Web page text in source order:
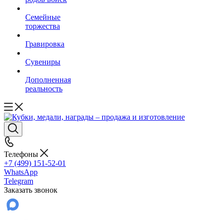
Семейные
торжества
Гравировка
Сувениры
Дополненная
реальность
Телефоны
+7 (499) 151-52-01
WhatsApp
Telegram
Заказать звонок